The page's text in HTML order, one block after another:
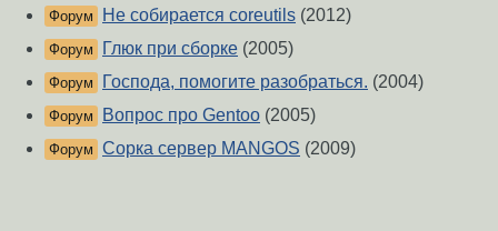
Форум Не собирается coreutils (2012)
Форум Глюк при сборке (2005)
Форум Господа, помогите разобраться. (2004)
Форум Вопрос про Gentoo (2005)
Форум Сорка сервер MANGOS (2009)